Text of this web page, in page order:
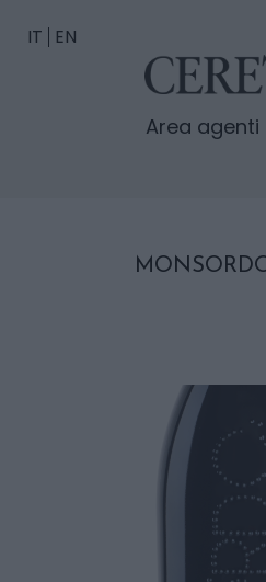
Area agenti
IT EN